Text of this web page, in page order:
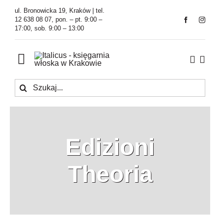
Przejdź
zawartości
ul. Bronowicka 19, Kraków | tel.
12 638 08 07, pon. – pt. 9:00 –
17:00, sob. 9:00 – 13:00
Toggle
Navigation
Księgarnia
Tłumaczenia
Szukaj
Edizioni
Theoria